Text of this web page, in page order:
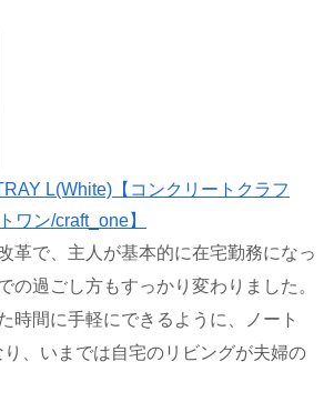
L(White)【コンクリートクラフ
ワン/craft_one】
革で、主人が基本的に在宅勤務になっ
の過ごし方もすっかり変わりました。
時間に手軽にできるように、ノート
、いまでは自宅のリビングが夫婦の